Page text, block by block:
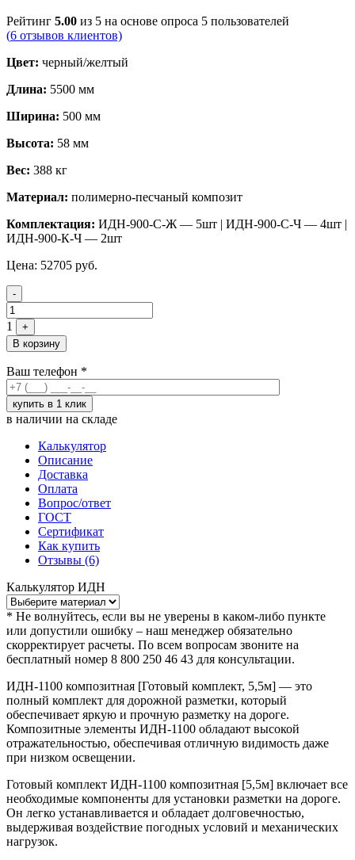
Рейтинг 5.00 из 5 на основе опроса 5 пользователей
(6 отзывов клиентов)
Цвет: черный/желтый
Длина: 5500 мм
Ширина: 500 мм
Высота: 58 мм
Вес: 388 кг
Материал: полимерно-песчаный композит
Комплектация: ИДН-900-С-Ж — 5шт | ИДН-900-С-Ч — 4шт |
ИДН-900-К-Ч — 2шт
Цена: 52705 руб.
Quantity
-
1
+
В корзину
Ваш телефон *
в наличии на складе
Калькулятор
Описание
Доставка
Оплата
Вопрос/ответ
ГОСТ
Сертификат
Как купить
Отзывы (6)
Калькулятор ИДН
* Не волнуйтесь, если вы не уверены в каком-либо пункте
или допустили ошибку – наш менеджер обязательно
скорректирует расчеты. По всем вопросам звоните на
бесплатный номер 8 800 250 46 43 для консультации.
ИДН-1100 композитная [Готовый комплект, 5,5м] — это
полный комплект для дорожной разметки, который
обеспечивает яркую и прочную разметку на дороге.
Композитные элементы ИДН-1100 обладают высокой
отражательностью, обеспечивая отличную видимость даже
при низком освещении.
Готовый комплект ИДН-1100 композитная [5,5м] включает все
необходимые компоненты для установки разметки на дороге.
Он легко устанавливается и обладает долговечностью,
выдерживая воздействие погодных условий и механических
нагрузок.